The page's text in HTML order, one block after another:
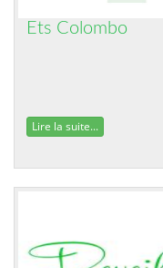
Ets Colombo
Lire la suite...